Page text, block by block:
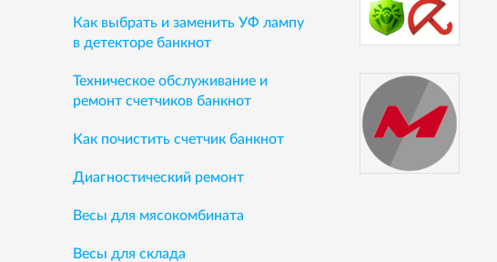
Как выбрать и заменить УФ лампу
в детекторе банкнот
Техническое обслуживание и
ремонт счетчиков банкнот
Как почистить счетчик банкнот
Диагностический ремонт
Весы для мясокомбината
Весы для склада